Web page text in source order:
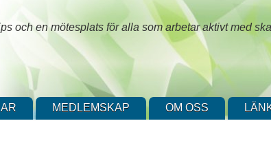
och en mötesplats för alla som arbetar aktivt med
MEDLEMSKAP OM OSS